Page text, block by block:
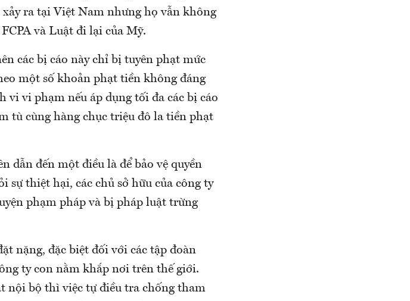
ra tại Việt Nam nhưng họ vẫn không
và Luật đi lại của Mỹ.
các bị cáo này chỉ bị tuyên phạt mức
một số khoản phạt tiền không đáng
vi vi phạm nếu áp dụng tối đa các bị cáo
tù cùng hàng chục triệu đô la tiền phạt
dẫn đến một điều là để bảo vệ quyền
sự thiệt hại, các chủ sở hữu của công ty
phạm pháp và bị pháp luật trừng
nặng, đặc biệt đối với các tập đoàn
ty con nằm khắp nơi trên thế giới.
nội bộ thì việc tự điều tra chống tham